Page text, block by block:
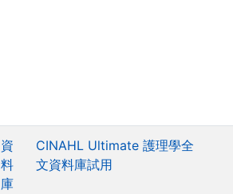
資
料
庫
CINAHL Ultimate 護理學全
文資料庫試用